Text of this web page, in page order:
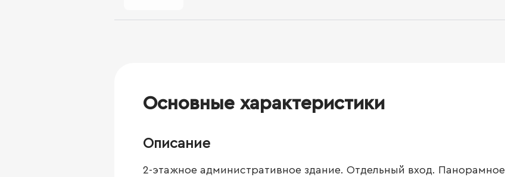
Основные характеристики
Описание
2-этажное административное здание. Отдельный вход.